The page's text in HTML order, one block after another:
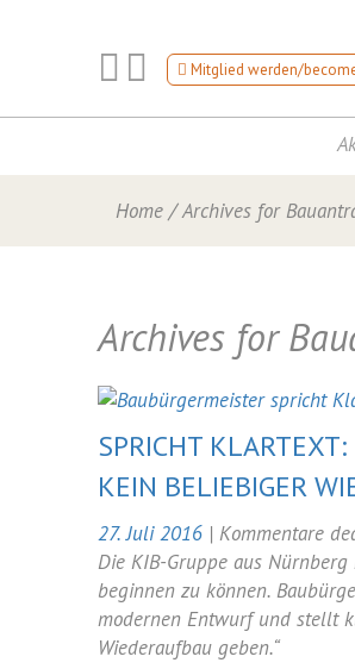
Mitglied werden/
Home / Archives for
Archives for
SPRICHT KLARTEXT:
KEIN BELIEBIGER
27. Juli 2016 | Kommentare
Die KIB-Gruppe aus
beginnen zu können.
modernen Entwurf und stellt
Wiederaufbau geben.“